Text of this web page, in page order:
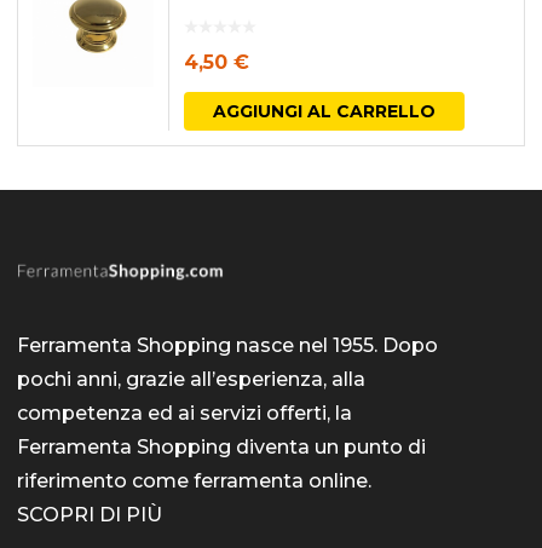
4,50 €
AGGIUNGI AL CARRELLO
Ferramenta Shopping nasce nel 1955. Dopo
pochi anni, grazie all’esperienza, alla
competenza ed ai servizi offerti, la
Ferramenta Shopping diventa un punto di
riferimento come ferramenta online.
SCOPRI DI PIÙ